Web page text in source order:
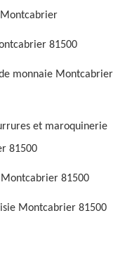
81500
monnaie Montcabrier
et maroquinerie
81500
81500
Montcabrier 81500